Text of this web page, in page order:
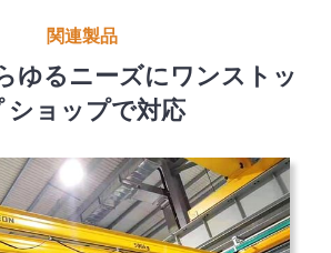
関連製品
ゆるニーズにワンストッ
ショップで対応